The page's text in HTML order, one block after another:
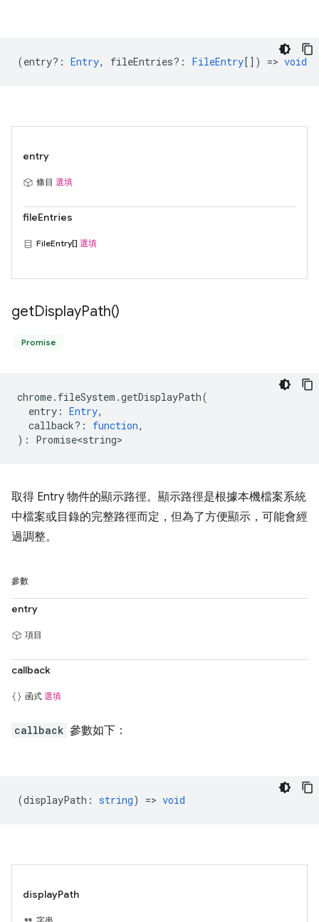
(entry? : Entry, fileEntries? : FileEntry[]) => void
entry
條目 選填
fileEntries
FileEntry[] 選填
getDisplayPath()
Promise
chrome. fileSystem .getDisplayPath(
entry : Entry,
callback? : function,
) : Promise<string>
取得 Entry 物件的顯示路徑。顯示路徑是根據本機檔案系統
中檔案或目錄的完整路徑而定，但為了方便顯示，可能會經
過調整。
參數
entry
項目
callback
函式 選填
callback 參數如下：
(displayPath : string) => void
displayPath